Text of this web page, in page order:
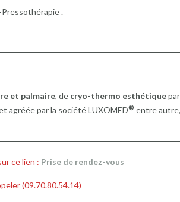
-Pressothérapie .
et palmaire, de cryo-thermo esthétique
agréée par la société LUXOMED® entre
ce lien : Prise de rendez-vous
(09.70.80.54.14)